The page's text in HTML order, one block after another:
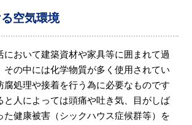
空気環境
において建築資材や家具等に囲まれて過
その中には化学物質が多く使用されてい
腐処理や接着を行う為に必要なものです
と人によっては頭痛や吐き気、目がしば
た健康被害（シックハウス症候群等）を